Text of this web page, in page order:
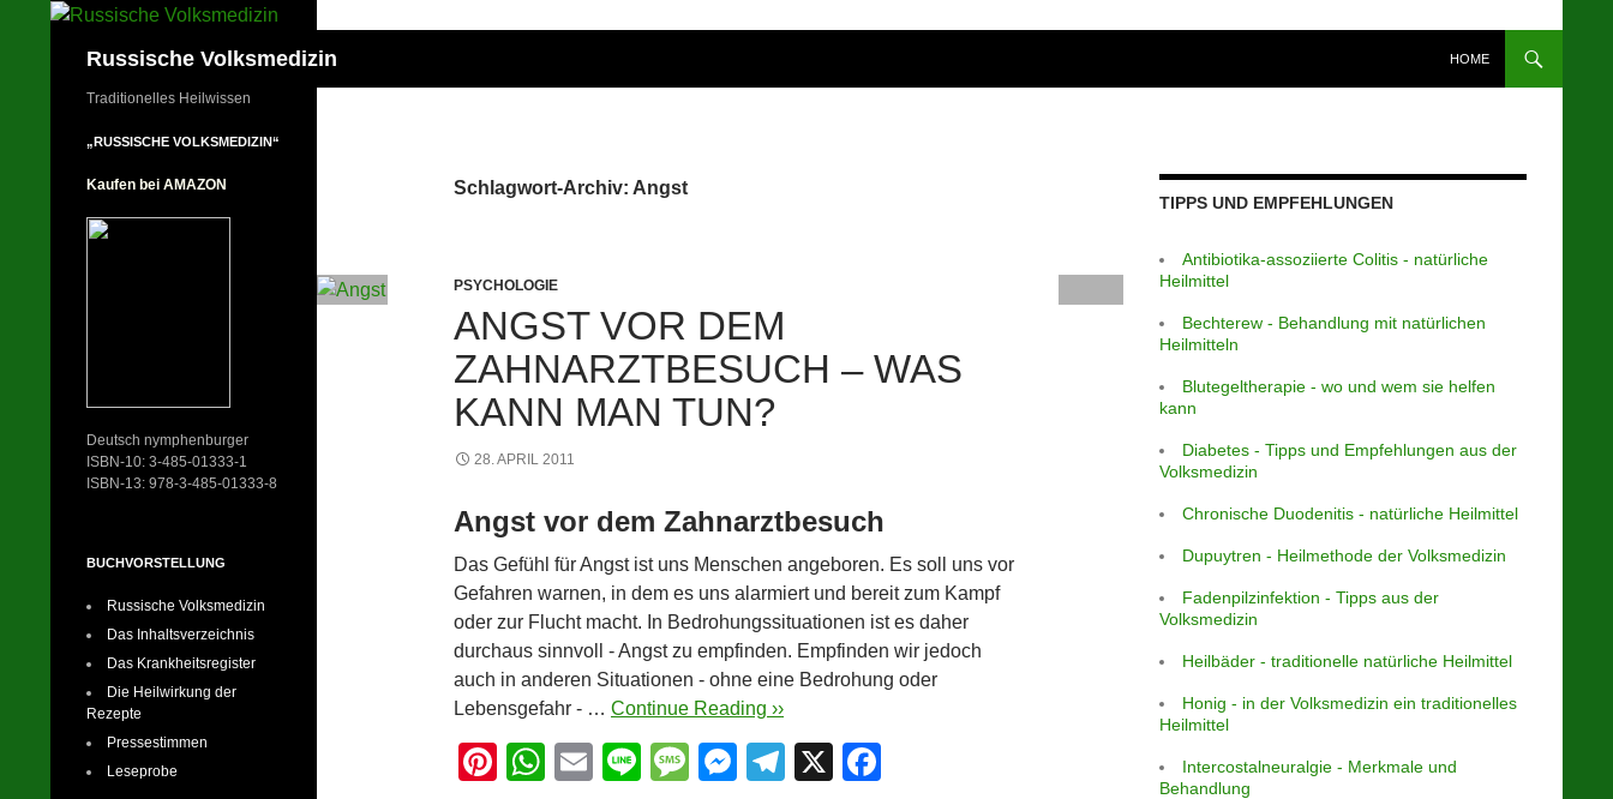
Russische Volksmedizin HOME
Schlagwort-Archiv: Angst
PSYCHOLOGIE
ANGST VOR DEM
ZAHNARZTBESUCH – WAS
KANN MAN TUN?
28. APRIL 2011
Angst vor dem Zahnarztbesuch
Das Gefühl für Angst ist uns Menschen angeboren. Es soll uns vor
Gefahren warnen, in dem es uns alarmiert und bereit zum Kampf
oder zur Flucht macht. In Bedrohungssituationen ist es daher
durchaus sinnvoll - Angst zu empfinden. Empfinden wir jedoch
auch in anderen Situationen - ohne eine Bedrohung oder
Lebensgefahr - … Continue Reading ››
Pi W E
Li
M M T
X
TIPPS UND EMPFEHLUNGEN
Antibiotika-assoziierte Colitis - natürliche
Heilmittel
Bechterew - Behandlung mit natürlichen
Heilmitteln
Blutegeltherapie - wo und wem sie helfen
kann
Diabetes - Tipps und Empfehlungen aus der
Volksmedizin
Chronische Duodenitis - natürliche Heilmittel
Dupuytren - Heilmethode der Volksmedizin
Fadenpilzinfektion - Tipps aus der
Volksmedizin
Heilbäder - traditionelle natürliche Heilmittel
Honig - in der Volksmedizin ein traditionelles
Heilmittel
Intercostalneuralgie - Merkmale und
Behandlung
Traditionelles Heilwissen
„RUSSISCHE VOLKSMEDIZIN“
Kaufen bei AMAZON
Deutsch nymphenburger
ISBN-10: 3-485-01333-1
ISBN-13: 978-3-485-01333-8
BUCHVORSTELLUNG
Russische Volksmedizin
Das Inhaltsverzeichnis
Das Krankheitsregister
Die Heilwirkung der
Rezepte
Pressestimmen
Leseprobe